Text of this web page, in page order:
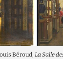
Béroud,La Salle